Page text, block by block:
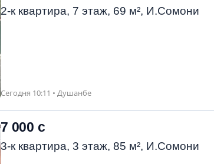
2-к квартира, 7 этаж, 69 м², И.Сомони
Сегодня 10:11 • Душанбе
7 000 с
3-к квартира, 3 этаж, 85 м², И.Сомони